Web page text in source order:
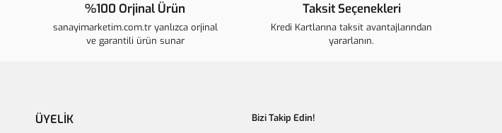
Ürün bilgilerinde hatalar bulunuyor.
Ürün fiyatı diğer sitelerden daha pahalı.
Bu ürüne benzer farklı alternatifler olmalı.
%100 Orjinal Ürün
sanayimarketim.com.tr yanlızca orjinal
ve garantili ürün sunar
Taksit Seçenekleri
Kredi Kartlarına taksit avantajlarından
yararlanın.
ÜYELİK Bizi Takip Edin!